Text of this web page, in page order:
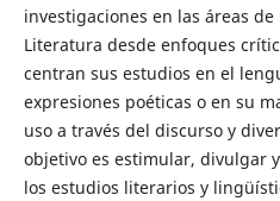
investigaciones en las áreas
Literatura desde enfoques
centran sus estudios en el
expresiones poéticas o en su
uso a través del discurso y
objetivo es estimular, divulgar
los estudios literarios y